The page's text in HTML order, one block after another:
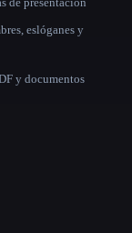
eslóganes y
y documentos